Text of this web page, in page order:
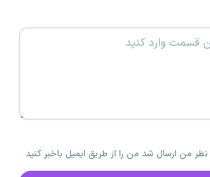
من ارسال شد من را از طریق ایمیل باخبر کنید